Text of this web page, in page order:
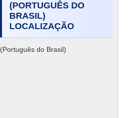
(PORTUGUÊS DO
BRASIL)
LOCALIZAÇÃO
(Português do Brasil)